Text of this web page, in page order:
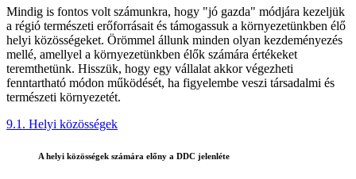
Mindig is fontos volt számunkra, hogy "jó gazda" módjára kezeljük
a régió természeti erőforrásait és támogassuk a környezetünkben élő
helyi közösségeket. Örömmel állunk minden olyan kezdeményezés
mellé, amellyel a környezetünkben élők számára értékeket
teremthetünk. Hisszük, hogy egy vállalat akkor végezheti
fenntartható módon működését, ha figyelembe veszi társadalmi és
természeti környezetét.
9.1. Helyi közösségek
A helyi közösségek számára előny a DDC jelenléte